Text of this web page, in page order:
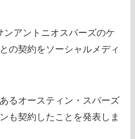
ンアントニオスパーズのケ
の契約をソーシャルメディ
るオースティン・スパーズ
も契約したことを発表しま